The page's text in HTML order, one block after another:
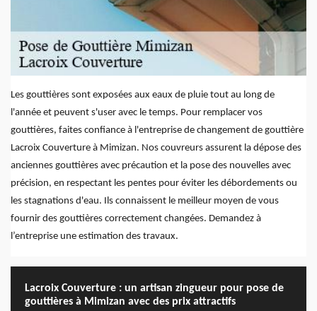
Les gouttières sont exposées aux eaux de pluie tout au long de
l'année et peuvent s'user avec le temps. Pour remplacer vos
gouttières, faites confiance à l'entreprise de changement de gouttière
Lacroix Couverture à Mimizan. Nos couvreurs assurent la dépose des
anciennes gouttières avec précaution et la pose des nouvelles avec
précision, en respectant les pentes pour éviter les débordements ou
les stagnations d'eau. Ils connaissent le meilleur moyen de vous
fournir des gouttières correctement changées. Demandez à
l’entreprise une estimation des travaux.
Lacroix Couverture : un artisan zingueur pour pose de
gouttières à Mimizan avec des prix attractifs